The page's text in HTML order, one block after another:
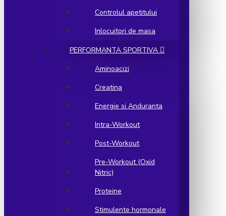
Controlul apetitului
Inlocuitori de masa
PERFORMANTA SPORTIVA
Aminoacizi
Creatina
Energie si Anduranta
Intra-Workout
Post-Workout
Pre-Workout (Oxid
Nitric)
Proteine
Stimulente hormonale